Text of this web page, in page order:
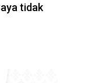
tidak